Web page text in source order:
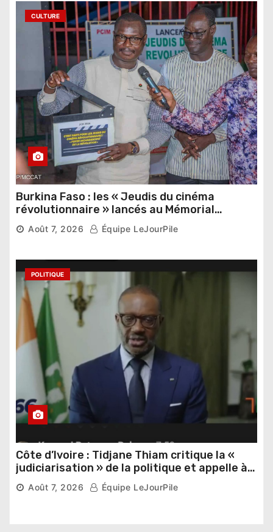
CULTURE
Burkina Faso : les « Jeudis du cinéma
révolutionnaire » lancés au Mémorial
Thomas Sankara
Août 7, 2026 Équipe LeJourPile
POLITIQUE
Côte d’Ivoire : Tidjane Thiam critique la «
judiciarisation » de la politique et appelle à
poursuivre l’apaisement
Août 7, 2026 Équipe LeJourPile